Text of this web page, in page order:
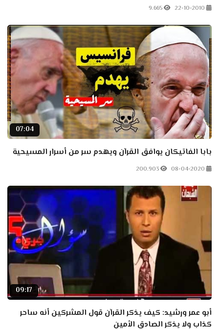
22-10-2010
9.665
07:04
بابا الفاتيكان يوافق القرآن ويهدم سر من أسرار المسيحية
08-04-2020
200.903
09:17
أبو عمر ورشيد: كيف يذكر القرآن قول المشركين أنه ساحر
كذاب ولا يذكر الصادق الأمين